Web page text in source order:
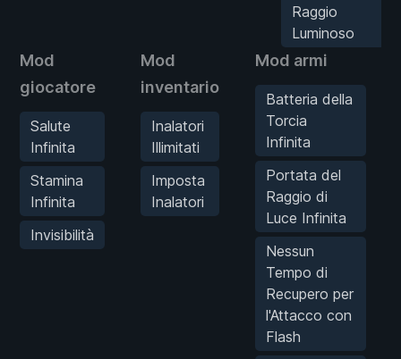
Raggio
Luminoso
Mod
giocatore
Salute
Infinita
Stamina
Infinita
Invisibilità
Mod
inventario
Inalatori
Illimitati
Imposta
Inalatori
Mod armi
Batteria della
Torcia
Infinita
Portata del
Raggio di
Luce Infinita
Nessun
Tempo di
Recupero per
l'Attacco con
Flash